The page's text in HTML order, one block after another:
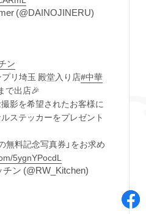
(@DAINOJINERU)
ン
リ埼玉 殿堂入り店#中華
で出店🎉
影を希望されたお客様に
ステッカーをプレゼント
無料記念写真券」をお求め
5ygnYPocdL
ン (@RW_Kitchen)